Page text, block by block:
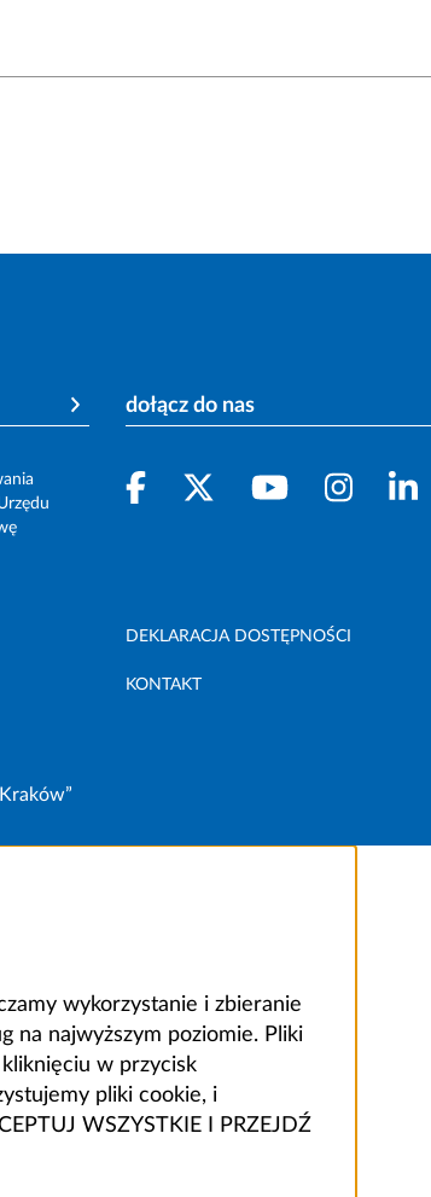
dołącz do nas
DEKLARACJA DOSTĘPNOŚCI
KONTAKT
wykorzystanie i zbieranie
na najwyższym poziomie. Pliki
w przycisk
pliki cookie, i
WSZYSTKIE I PRZEJDŹ